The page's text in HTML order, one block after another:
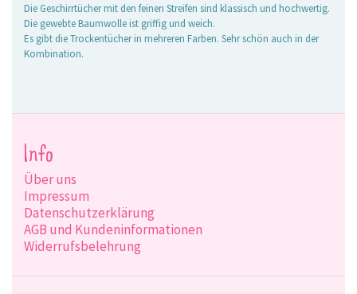
Die Geschirrtücher mit den feinen Streifen sind klassisch und hochwertig.
Die gewebte Baumwolle ist griffig und weich.
Es gibt die Trockentücher in mehreren Farben. Sehr schön auch in der
Kombination.
Info
Über uns
Impressum
Datenschutzerklärung
AGB und Kundeninformationen
Widerrufsbelehrung